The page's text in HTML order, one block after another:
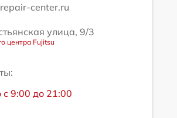
center.ru
улица, 9/3
центра Fujitsu
9:00 до 21:00